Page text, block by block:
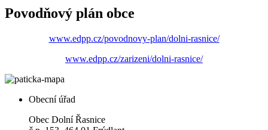
Povodňový plán obce
www.edpp.cz/povodnovy-plan/dolni-rasnice/
www.edpp.cz/zarizeni/dolni-rasnice/
Obecní úřad
Obec Dolní Řasnice